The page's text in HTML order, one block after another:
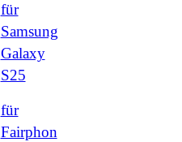
für
Samsung
Galaxy
S25
für
Fairphon